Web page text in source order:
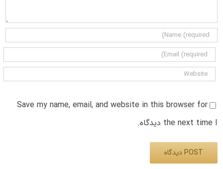
Save my name, email, and website in this browser for
the next time I دیدگاه.